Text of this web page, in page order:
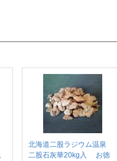
北海道二股ラジウム温泉
二股石灰華20kg入 お徳